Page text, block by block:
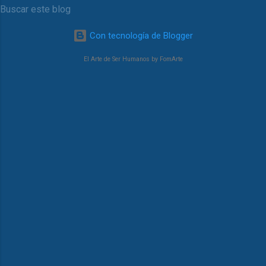
asistentes y recibir ese caluroso aplauso
momento hermos...
Con tecnología de Blogger
El Arte de Ser Humanos by FomArte